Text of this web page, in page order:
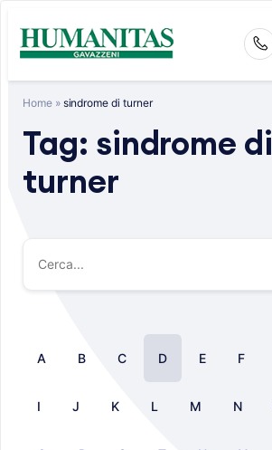
content
Home» sindrome di turner
Tag: sindrome di
turner
A B C D E F
I J K L M N